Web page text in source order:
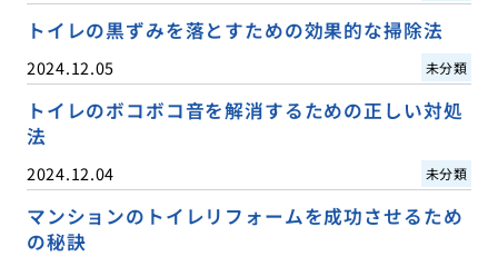
トイレの黒ずみを落とすための効果的な掃除法
2024.12.05 未分類
トイレのボコボコ音を解消するための正しい対処
法
2024.12.04 未分類
マンションのトイレリフォームを成功させるため
の秘訣